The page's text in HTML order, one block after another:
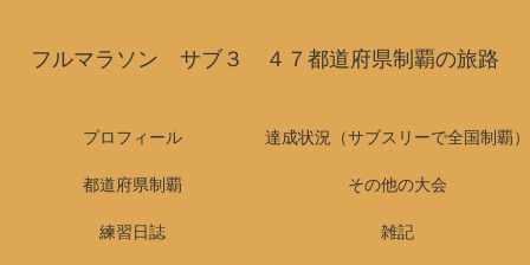
フルマラソン サブ３ ４７都道府県制覇の旅路
プロフィール 達成状況（サブスリーで全国制覇）
都道府県制覇 その他の大会
練習日誌 雑記